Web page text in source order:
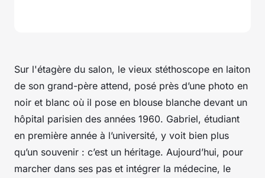
Sur l'étagère du salon, le vieux stéthoscope en laiton
de son grand-père attend, posé près d’une photo en
noir et blanc où il pose en blouse blanche devant un
hôpital parisien des années 1960. Gabriel, étudiant
en première année à l’université, y voit bien plus
qu’un souvenir : c’est un héritage. Aujourd’hui, pour
marcher dans ses pas et intégrer la médecine, le